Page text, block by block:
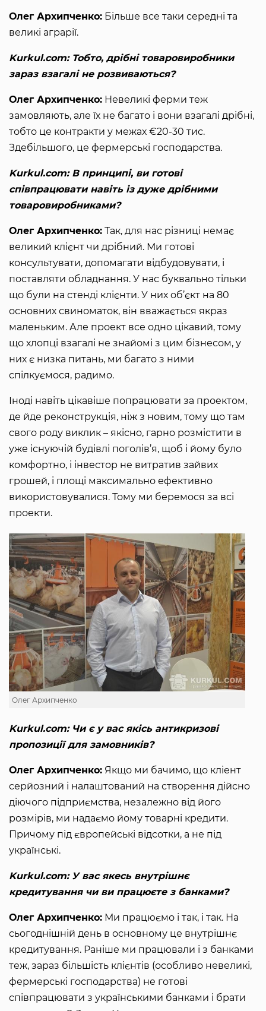
Олег Архипченко: Більше все таки середні та
великі аграрії.
Kurkul.com: Тобто, дрібні товаровиробники
зараз взагалі не розвиваються?
Олег Архипченко: Невеликі ферми теж
замовляють, але їх не багато і вони взагалі дрібні,
тобто це контракти у межах €20-30 тис.
Здебільшого, це фермерські господарства.
Kurkul.com: В принципі, ви готові
співпрацювати навіть із дуже дрібними
товаровиробниками?
Олег Архипченко: Так, для нас різниці немає
великий клієнт чи дрібний. Ми готові
консультувати, допомагати відбудовувати, і
поставляти обладнання. У нас буквально тільки
що були на стенді клієнти. У них об’єкт на 80
основних свиноматок, він вважається якраз
маленьким. Але проект все одно цікавий, тому
що хлопці взагалі не знайомі з цим бізнесом, у
них є низка питань, ми багато з ними
спілкуємося, радимо.
Іноді навіть цікавіше попрацювати за проектом,
де йде реконструкція, ніж з новим, тому що там
свого роду виклик – якісно, гарно розмістити в
уже існуючій будівлі поголів’я, щоб і йому було
комфортно, і інвестор не витратив зайвих
грошей, і площі максимально ефективно
використовувалися. Тому ми беремося за всі
проекти.
Олег Архипченко
Kurkul.com: Чи є у вас якісь антикризові
пропозиції для замовників?
Олег Архипченко: Якщо ми бачимо, що кліент
серйозний і налаштований на створення дійсно
діючого підприємства, незалежно від його
розмірів, ми надаємо йому товарні кредити.
Причому під європейські відсотки, а не під
українські.
Kurkul.com: У вас якесь внутрішнє
кредитування чи ви працюєте з банками?
Олег Архипченко: Ми працюємо і так, і так. На
сьогоднішній день в основному це внутрішнє
кредитування. Раніше ми працювали і з банками
теж, зараз більшість клієнтів (особливо невеликі,
фермерські господарства) не готові
співпрацювати з українськими банками і брати